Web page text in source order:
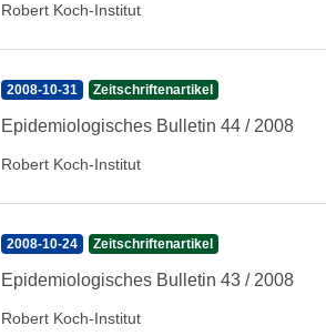
Robert Koch-Institut
2008-10-31 Zeitschriftenartikel
Epidemiologisches Bulletin 44 / 2008
Robert Koch-Institut
2008-10-24 Zeitschriftenartikel
Epidemiologisches Bulletin 43 / 2008
Robert Koch-Institut